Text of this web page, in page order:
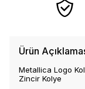
Ürün
Metallica Logo
Zincir Kolye